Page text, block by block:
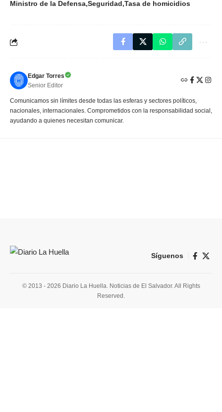
Ministro de la Defensa Seguridad Tasa de homicidios
Edgar Torres
Senior Editor
Comunicamos sin límites desde todas las esferas y sectores políticos,
nacionales, internacionales. Comprometidos con la responsabilidad social,
ayudando a quienes necesitan comunicar.
Síguenos
© 2013 - 2026 Diario La Huella. Noticias de El Salvador. All Rights
Reserved.